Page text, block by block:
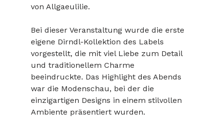
von Allgaeulilie.
Bei dieser Veranstaltung wurde die erste
eigene Dirndl-Kollektion des Labels
vorgestellt, die mit viel Liebe zum Detail
und traditionellem Charme
beeindruckte. Das Highlight des Abends
war die Modenschau, bei der die
einzigartigen Designs in einem stilvollen
Ambiente präsentiert wurden.